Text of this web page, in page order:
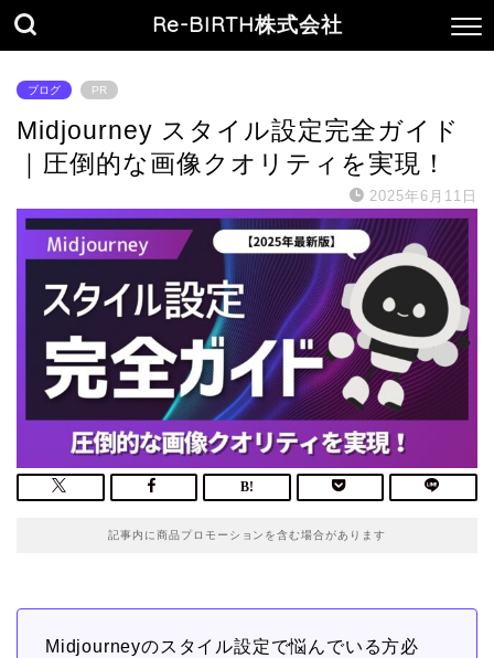
Re-BIRTH株式会社
ブログ PR
Midjourney スタイル設定完全ガイド
｜圧倒的な画像クオリティを実現！
2025年6月11日
記事内に商品プロモーションを含む場合があります
Midjourneyのスタイル設定で悩んでいる方必